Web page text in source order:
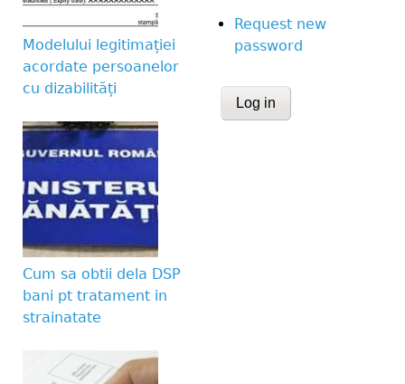
Modelului legitimației
acordate persoanelor
cu dizabilități
Cum sa obtii dela DSP
bani pt tratament in
strainatate
Request new
password
CAPTCHA